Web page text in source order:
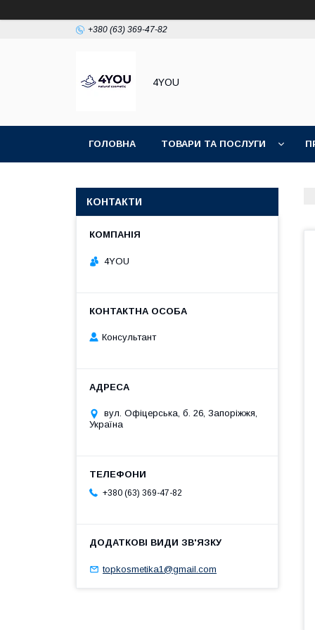
+380 (63) 369-47-82
4YOU
ГОЛОВНА ТОВАРИ ТА ПОСЛУГИ
КОНТАКТИ
4YOU
Консультант
вул. Офіцерська, б. 26, Запоріжжя,
Україна
+380 (63) 369-47-82
topkosmetika1@gmail.com